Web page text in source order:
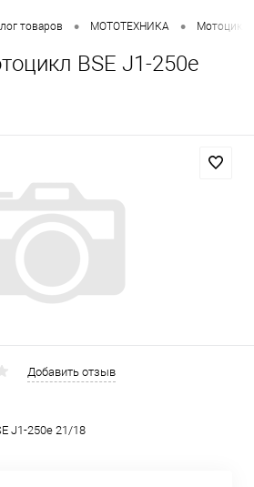
товаров • МОТОТЕХНИКА •
BSE J1-250e
Добавить отзыв
J1-250e 21/18